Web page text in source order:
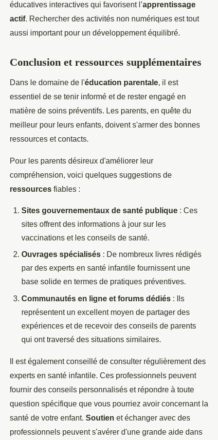
éducatives interactives qui favorisent l’apprentissage
actif. Rechercher des activités non numériques est tout
aussi important pour un développement équilibré.
Conclusion et ressources supplémentaires
Dans le domaine de l'éducation parentale, il est
essentiel de se tenir informé et de rester engagé en
matière de soins préventifs. Les parents, en quête du
meilleur pour leurs enfants, doivent s'armer des bonnes
ressources et contacts.
Pour les parents désireux d'améliorer leur
compréhension, voici quelques suggestions de
ressources fiables :
Sites gouvernementaux de santé publique : Ces
sites offrent des informations à jour sur les
vaccinations et les conseils de santé.
Ouvrages spécialisés : De nombreux livres rédigés
par des experts en santé infantile fournissent une
base solide en termes de pratiques préventives.
Communautés en ligne et forums dédiés : Ils
représentent un excellent moyen de partager des
expériences et de recevoir des conseils de parents
qui ont traversé des situations similaires.
Il est également conseillé de consulter régulièrement des
experts en santé infantile. Ces professionnels peuvent
fournir des conseils personnalisés et répondre à toute
question spécifique que vous pourriez avoir concernant la
santé de votre enfant. Soutien et échanger avec des
professionnels peuvent s'avérer d'une grande aide dans